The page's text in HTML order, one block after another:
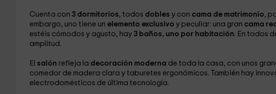
Cuenta con 3 dormitorios, todos dobles y con cama de matrimonio,
embargo, uno tiene un elemento exclusivo y peculiar: una gran cama
estéis cómodos y agusto, hay 3 baños, uno por habitación. En todos
amplitud.
El salón refleja la decoración moderna de toda la casa, con unos
comedor de madera clara y taburetes ergonómicos. También hay
electrodomésticos de última tecnología.